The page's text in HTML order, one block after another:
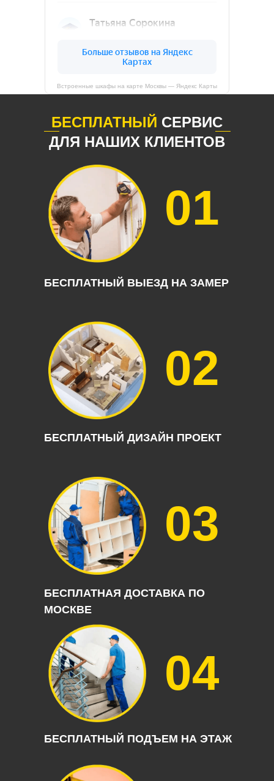
Встроенные шкафы на карте Москвы — Яндекс Карты
БЕСПЛАТНЫЙ ВЫЕЗД НА ЗАМЕР
01
БЕСПЛАТНЫЙ ДИЗАЙН ПРОЕКТ
02
БЕСПЛАТНАЯ ДОСТАВКА ПО
МОСКВЕ
03
БЕСПЛАТНЫЙ ПОДЪЕМ НА ЭТАЖ
04
БЕСПЛАТНЫЙ СЕРВИС
ДЛЯ НАШИХ КЛИЕНТОВ